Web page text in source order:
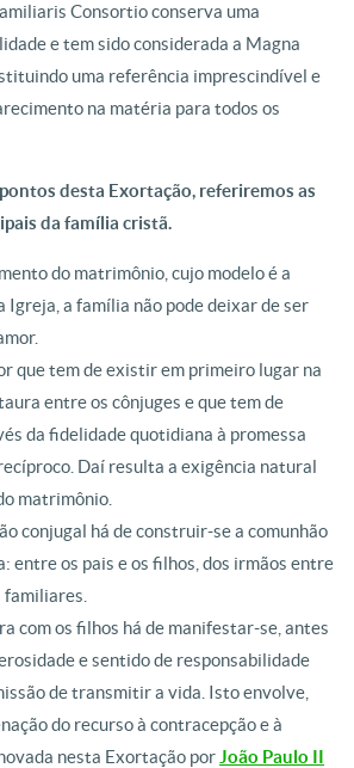
Consortio conserva uma
e tem sido considerada a Magna
uma referência imprescindível e
na matéria para todos os
desta Exortação, referiremos as
da família cristã.
do matrimônio, cujo modelo é a
Igreja, a família não pode deixar de ser
que tem de existir em primeiro lugar na
entre os cônjuges e que tem de
da fidelidade quotidiana à promessa
Daí resulta a exigência natural
matrimônio.
conjugal há de construir-se a comunhão
entre os pais e os filhos, dos irmãos entre
com os filhos há de manifestar-se, antes
e sentido de responsabilidade
de transmitir a vida. Isto envolve,
do recurso à contracepção e à
nesta Exortação por João Paulo II